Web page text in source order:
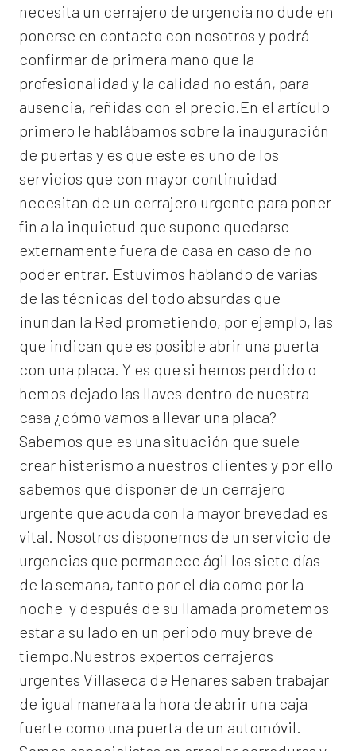
necesita un cerrajero de urgencia no dude en
ponerse en contacto con nosotros y podrá
confirmar de primera mano que la
profesionalidad y la calidad no están, para
ausencia, reñidas con el precio.En el artículo
primero le hablábamos sobre la inauguración
de puertas y es que este es uno de los
servicios que con mayor continuidad
necesitan de un cerrajero urgente para poner
fin a la inquietud que supone quedarse
externamente fuera de casa en caso de no
poder entrar. Estuvimos hablando de varias
de las técnicas del todo absurdas que
inundan la Red prometiendo, por ejemplo, las
que indican que es posible abrir una puerta
con una placa. Y es que si hemos perdido o
hemos dejado las llaves dentro de nuestra
casa ¿cómo vamos a llevar una placa?
Sabemos que es una situación que suele
crear histerismo a nuestros clientes y por ello
sabemos que disponer de un cerrajero
urgente que acuda con la mayor brevedad es
vital. Nosotros disponemos de un servicio de
urgencias que permanece ágil los siete días
de la semana, tanto por el día como por la
noche y después de su llamada prometemos
estar a su lado en un periodo muy breve de
tiempo.Nuestros expertos cerrajeros
urgentes Villaseca de Henares saben trabajar
de igual manera a la hora de abrir una caja
fuerte como una puerta de un automóvil.